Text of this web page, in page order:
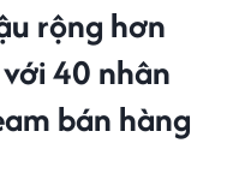
rộng hơn
40 nhân
bán hàng